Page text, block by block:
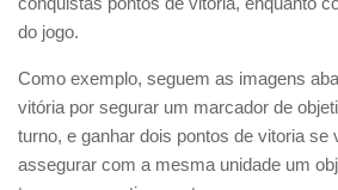
do jogo.
Como exemplo, seguem as imagens
vitória por segurar um marcador de
turno, e ganhar dois pontos de vitoria se
assegurar com a mesma unidade um